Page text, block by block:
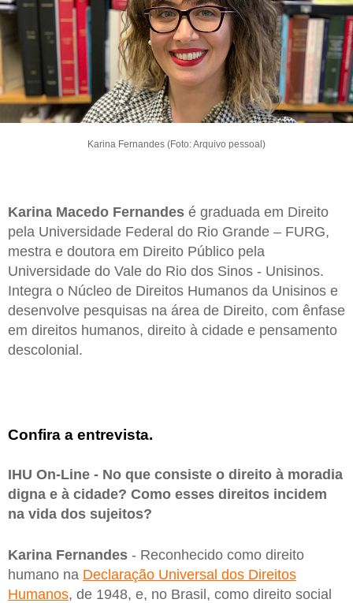
Karina Fernandes (Foto: Arquivo pessoal)
Karina Macedo Fernandes é graduada em Direito
pela Universidade Federal do Rio Grande – FURG,
mestra e doutora em Direito Público pela
Universidade do Vale do Rio dos Sinos - Unisinos.
Integra o Núcleo de Direitos Humanos da Unisinos e
desenvolve pesquisas na área de Direito, com ênfase
em direitos humanos, direito à cidade e pensamento
descolonial.
Confira a entrevista.
IHU On-Line - No que consiste o direito à moradia
digna e à cidade? Como esses direitos incidem
na vida dos sujeitos?
Karina Fernandes - Reconhecido como direito
humano na Declaração Universal dos Direitos
Humanos, de 1948, e, no Brasil, como direito social